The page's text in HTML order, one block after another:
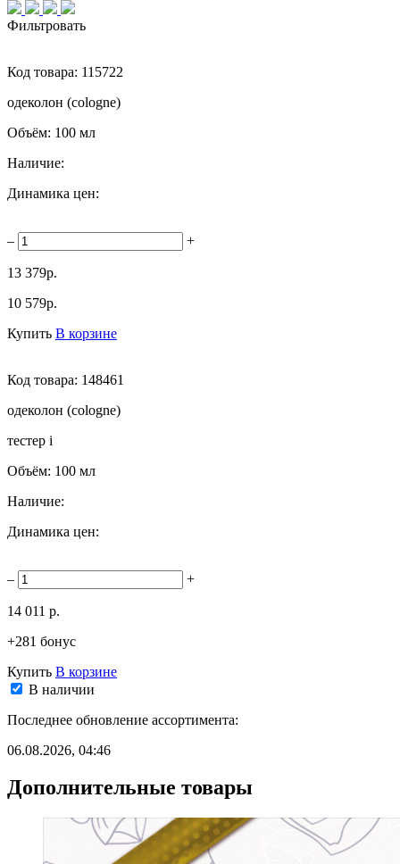
Фильтровать
Код товара: 115722
одеколон (cologne)
Объём: 100 мл
Наличие:
Динамика цен:
– +
13 379р.
10 579р.
Купить В корзине
Код товара: 148461
одеколон (cologne)
тестер i
Объём: 100 мл
Наличие:
Динамика цен:
– +
14 011 р.
+281 бонус
Купить В корзине
В наличии
Последнее обновление ассортимента:
06.08.2026, 04:46
Дополнительные товары